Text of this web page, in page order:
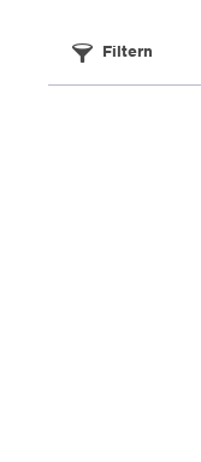
Filtern